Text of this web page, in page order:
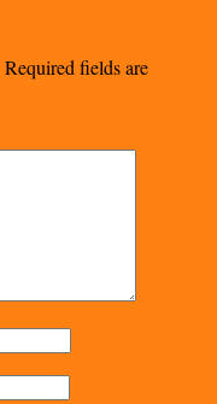
Required fields are